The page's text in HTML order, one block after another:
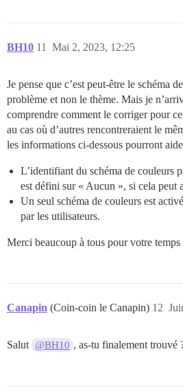
BH10 Mai 2, 2023, 12:25
11
Je pense que c’est peut-être le schéma
problème et non le thème. Mais je
comprendre comment le corriger pour
au cas où d’autres rencontreraient le
les informations ci-dessous pourront
L’identifiant du schéma de couleurs
est défini sur « Aucun », si cela peut
Un seul schéma de couleurs est
par les utilisateurs.
Merci beaucoup à tous pour votre temps
Canapin (Coin-coin le Canapin) 12
Salut @BH10 , as-tu finalement trouvé